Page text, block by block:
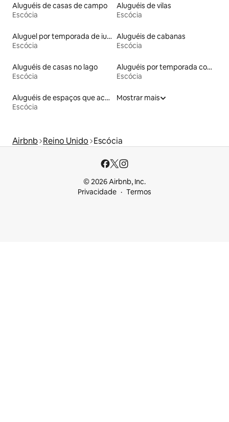
Aluguéis de casas de campo
Escócia
Aluguéis de vilas
Escócia
Aluguel por temporada de iurtas
Escócia
Aluguéis de cabanas
Escócia
Aluguéis de casas no lago
Escócia
Aluguéis por temporada com café da manhã
Escócia
Aluguéis de espaços que aceitam animais de estimação
Escócia
Mostrar mais
Airbnb Reino Unido Escócia
© 2026 Airbnb, Inc.
Privacidade
Termos